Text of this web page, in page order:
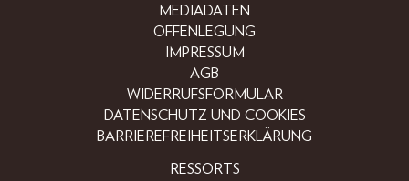
MEDIADATEN
OFFENLEGUNG
IMPRESSUM
AGB
WIDERRUFSFORMULAR
DATENSCHUTZ UND COOKIES
BARRIEREFREIHEITSERKLÄRUNG
RESSORTS